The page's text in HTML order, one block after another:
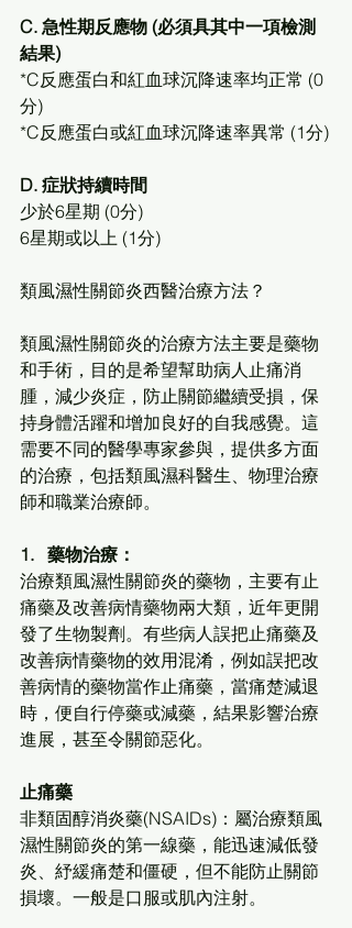
C. 急性期反應物 (必須具其中一項檢測
結果)
*C反應蛋白和紅血球沉降速率均正常 (0
分)
*C反應蛋白或紅血球沉降速率異常 (1分)
D. 症狀持續時間
少於6星期 (0分)
6星期或以上 (1分)
類風濕性關節炎西醫治療方法？
類風濕性關節炎的治療方法主要是藥物
和手術，目的是希望幫助病人止痛消
腫，減少炎症，防止關節繼續受損，保
持身體活躍和增加良好的自我感覺。這
需要不同的醫學專家參與，提供多方面
的治療，包括類風濕科醫生、物理治療
師和職業治療師。
1.   藥物治療：
治療類風濕性關節炎的藥物，主要有止
痛藥及改善病情藥物兩大類，近年更開
發了生物製劑。有些病人誤把止痛藥及
改善病情藥物的效用混淆，例如誤把改
善病情的藥物當作止痛藥，當痛楚減退
時，便自行停藥或減藥，結果影響治療
進展，甚至令關節惡化。
止痛藥
非類固醇消炎藥(NSAIDs)：屬治療類風
濕性關節炎的第一線藥，能迅速減低發
炎、紓緩痛楚和僵硬，但不能防止關節
損壞。一般是口服或肌內注射。